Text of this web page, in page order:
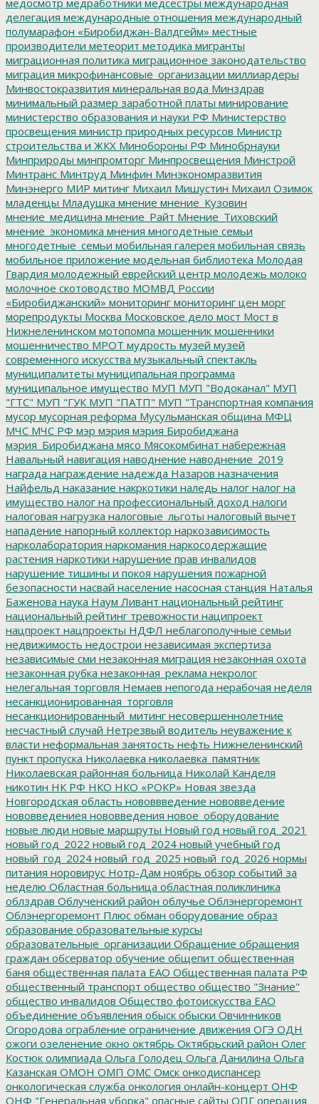
медосмотр медработники медсестры международная
делегация международные отношения международный
полумарафон «Биробиджан-Валдгейм» местные
производители метеорит методика мигранты
миграционная политика миграционное законодательство
миграция микрофинансовые_организации миллиардеры
Минвостокразвития минеральная вода Минздрав
минимальный размер заработной платы минирование
министерство образования и науки РФ Министерство
просвещения министр природных ресурсов Министр
строительства и ЖКХ Минобороны РФ Минобрнауки
Минприроды минпромторг Минпросвещения Минстрой
Минтранс Минтруд Минфин Минэкономразвития
Минэнерго МИР митинг Михаил Мишустин Михаил Озимок
младенцы Младушка мнение мнение_Кузовин
мнение_медицина мнение_Райт Мнение_Тиховский
мнение_экономика мнения многодетные семьи
многодетные_семьи мобильная галерея мобильная связь
мобильное приложение модельная библиотека Молодая
Гвардия молодежный еврейский центр молодежь молоко
молочное скотоводство МОМВД России
«Биробиджанский» мониторинг мониторинг цен морг
морепродукты Москва Московское дело мост Мост в
Нижнеленинском мотопомпа мошенник мошенники
мошенничество МРОТ мудрость музей музей
современного искусства музыкальный спектакль
муниципалитеты муниципальная программа
муниципальное имущество МУП МУП "Водоканал" МУП
"ГТС" МУП "ГУКМУП "ПАТП" МУП "Транспортная компания
мусор мусорная реформа Мусульманская община МФЦ
МЧС МЧС РФ мэр мэрия мэрия Биробиджана
мэрия_Биробиджана мясо Мясокомбинат набережная
Навальный навигация наводнение наводнение_2019
награда награждение надежда Назаров назначения
Найфельд наказание накркотики наледь налог налог на
имущество налог на профессиональный доход налоги
налоговая нагрузка налоговые_льготы налоговый вычет
нападение напорный коллектор наркозависимость
нарколаборатория наркомания наркосодержащие
растения наркотики нарушение прав инвалидов
нарушение тишины и покоя нарушения пожарной
безопасности насвай население насосная станция Наталья
Баженова наука Наум Ливант национальный рейтинг
национальный рейтинг тревожности наципроект
нацпроект нацпроекты НДФЛ неблагополучные семьи
недвижимость недострои независимая экспертиза
независимые сми незаконная миграция незаконная охота
незаконная рубка незаконная_реклама некролог
нелегальная торговля Немаев непогода нерабочая неделя
несанкционированная_торговля
несанкционированный_митинг несовершеннолетние
несчастный случай Нетрезвый водитель неуважение к
власти неформальная занятость нефть Нижнеленинский
пункт пропуска Николаевка николаевка_памятник
Николаевская районная больница Николай Канделя
никотин НК РФ НКО НКО «РОКР» Новая звезда
Новгородская область нововвведение нововведение
нововведениея нововведения новое_оборудование
новые люди новые маршруты Новый год новый год_2021
новый год_2022 новый год_2024 новый учебный год
новый_год_2024 новый_год_2025 новый_год_2026 нормы
питания норовирус Нотр-Дам ноябрь обзор событий за
неделю Областная больница областная поликлиника
облздрав Облученский район облучье Облэнергоремонт
Облэнергоремонт Плюс обман оборудование образ
образование образовательные курсы
образовательные_организации Обращение обращения
граждан обсерватор обучение общепит общественная
баня общественная палата ЕАО Общественная палата РФ
общественный транспорт общество общество "Знание"
общество инвалидов Общество фотоискусства ЕАО
объединение объявления обыск обыски Овчинников
Огородова ограбление ограничение движения ОГЭ ОДН
ожоги озеленение окно октябрь Октябрьский район Олег
Костюк олимпиада Ольга Голодец Ольга Данилина Ольга
Казанская ОМОН ОМП ОМС Омск онкодиспансер
онкологическая служба онкология онлайн-концерт ОНФ
ОНФ "Генеральная уборка" опасные сайты ОПГ операция